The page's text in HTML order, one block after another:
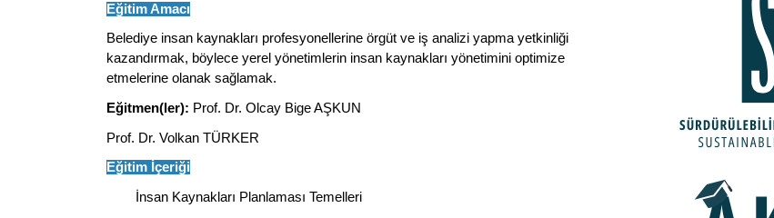
Eğitim Amacı
Belediye insan kaynakları profesyonellerine örgüt ve iş analizi yapma yetkinliği
kazandırmak, böylece yerel yönetimlerin insan kaynakları yönetimini optimize
etmelerine olanak sağlamak.
Eğitmen(ler): Prof. Dr. Olcay Bige AŞKUN
Prof. Dr. Volkan TÜRKER
Eğitim İçeriği
İnsan Kaynakları Planlaması Temelleri